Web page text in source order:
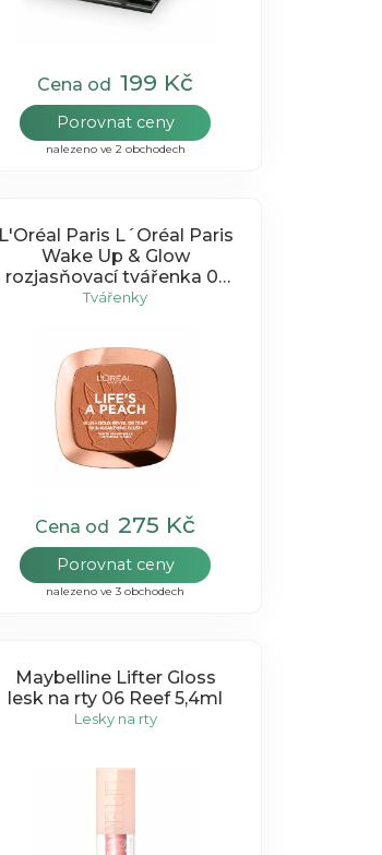
Cena od 199 Kč
Porovnat ceny
nalezeno ve 2 obchodech
L'Oréal Paris L´Oréal Paris
Wake Up & Glow
rozjasňovací tvářenka 01
Peach Addict 9g
Tvářenky
Cena od 275 Kč
Porovnat ceny
nalezeno ve 3 obchodech
Maybelline Lifter Gloss
lesk na rty 06 Reef 5,4ml
Lesky na rty